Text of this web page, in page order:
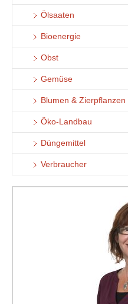
Ölsaaten
Bioenergie
Obst
Gemüse
Blumen & Zierpflanzen
Öko-Landbau
Düngemittel
Verbraucher